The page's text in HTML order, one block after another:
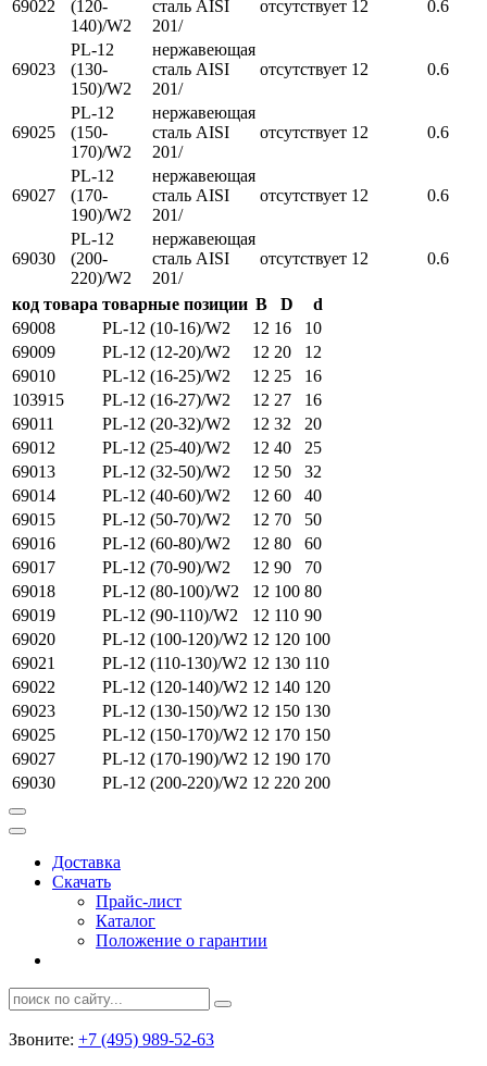
69022
(120-
140)/W2
сталь AISI
201/
отсутствует 12 0.6
69023
PL-12
(130-
150)/W2
нержавеющая
сталь AISI
201/
отсутствует 12 0.6
69025
PL-12
(150-
170)/W2
нержавеющая
сталь AISI
201/
отсутствует 12 0.6
69027
PL-12
(170-
190)/W2
нержавеющая
сталь AISI
201/
отсутствует 12 0.6
69030
PL-12
(200-
220)/W2
нержавеющая
сталь AISI
201/
отсутствует 12 0.6
код товара товарные позиции B D
d
69008
PL-12 (10-16)/W2 12 16
10
69009
PL-12 (12-20)/W2 12 20
12
69010
PL-12 (16-25)/W2 12 25
16
103915
PL-12 (16-27)/W2 12 27
16
69011
PL-12 (20-32)/W2 12 32
20
69012
PL-12 (25-40)/W2 12 40
25
69013
PL-12 (32-50)/W2 12 50
32
69014
PL-12 (40-60)/W2 12 60
40
69015
PL-12 (50-70)/W2 12 70
50
69016
PL-12 (60-80)/W2 12 80
60
69017
PL-12 (70-90)/W2 12 90
70
69018
PL-12 (80-100)/W2 12 100 80
69019
PL-12 (90-110)/W2 12 110 90
69020
PL-12 (100-120)/W2 12 120 100
69021
PL-12 (110-130)/W2 12 130 110
69022
PL-12 (120-140)/W2 12 140 120
69023
PL-12 (130-150)/W2 12 150 130
69025
PL-12 (150-170)/W2 12 170 150
69027
PL-12 (170-190)/W2 12 190 170
69030
PL-12 (200-220)/W2 12 220 200
Доставка
Скачать
Прайс-лист
Каталог
Положение о гарантии
Звоните: +7 (495) 989-52-63